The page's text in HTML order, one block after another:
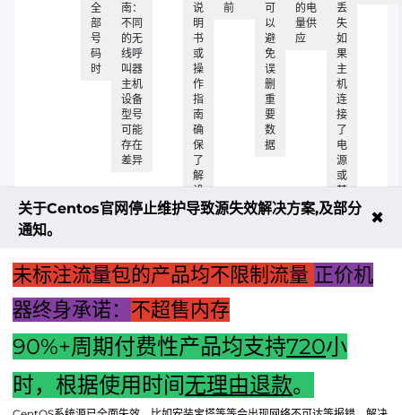
全
部
号
码
时
南：
不同
的无
线呼
叫器
主机
设备
型号
可能
存在
差异
说
明
书
或
操
作
指
南
确
保
了
解
设
备
功
能
和
特
前
可
以
避
免
误
删
重
要
数
据
的电
量供
应
丢
失
如
果
主
机
连
接
了
电
源
或
其
他
应
设
下一篇：渲染顶级配置十万元极致体验主机，追求极致性能的
关于Centos官网停止维护导致源失效解决方案,及部分
通知。
✖
未标注流量包的产品均不限制流量 正价机
器终身承诺： 不超售内存
90%+周期付费性产品均支持720小
时，根据使用时间无理由退款。